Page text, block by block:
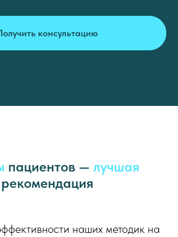
консультацию
пациентов — лучшая
рекомендация
наших методик на